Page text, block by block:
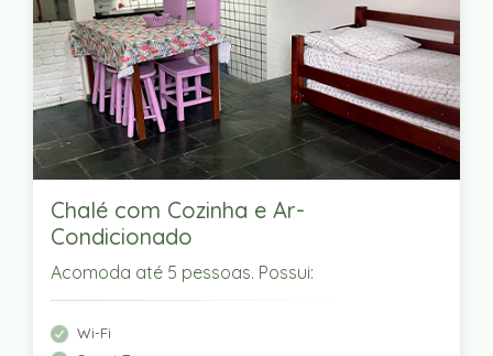
Chalé com Cozinha e Ar-
Condicionado
Acomoda até 5 pessoas. Possui:
Wi-Fi